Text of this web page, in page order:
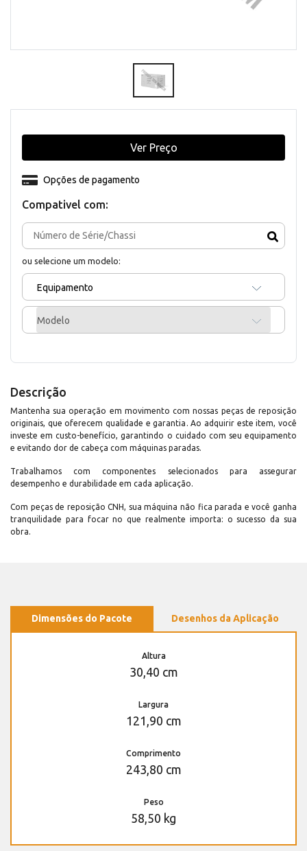
Compativel com:
ou selecione um modelo:
Equipamento
Modelo
Opções de pagamento
Ver Preço
Descrição
Mantenha sua operação em movimento com nossas peças de reposição
originais, que oferecem qualidade e garantia. Ao adquirir este item, você
investe em custo-benefício, garantindo o cuidado com seu equipamento
e evitando dor de cabeça com máquinas paradas.
Trabalhamos com componentes selecionados para assegurar
desempenho e durabilidade em cada aplicação.
Com peças de reposição CNH, sua máquina não fica parada e você ganha
tranquilidade para focar no que realmente importa: o sucesso da sua
obra.
Dimensões do Pacote Desenhos da Aplicação
Altura
30,40 cm
Largura
121,90 cm
Comprimento
243,80 cm
Peso
58,50 kg